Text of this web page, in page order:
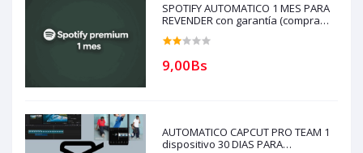
SPOTIFY AUTOMATICO 1 MES PARA
REVENDER con garantía (compra
solo si tienes creditos)
9,00Bs
AUTOMATICO CAPCUT PRO TEAM 1
dispositivo 30 DIAS PARA